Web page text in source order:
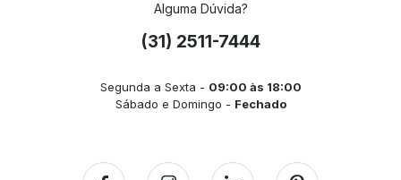
Alguma Dúvida?
(31) 2511-7444
Segunda a Sexta - 09:00 às 18:00
Sábado e Domingo - Fechado